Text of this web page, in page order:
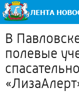
В
полевые